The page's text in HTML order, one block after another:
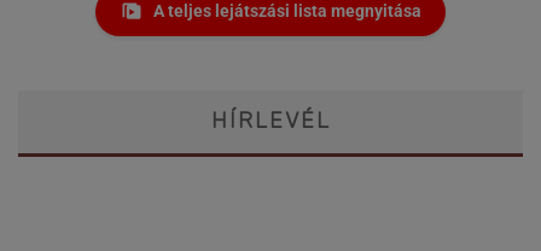
A teljes lejátszási lista megnyitása
HÍRLEVÉL